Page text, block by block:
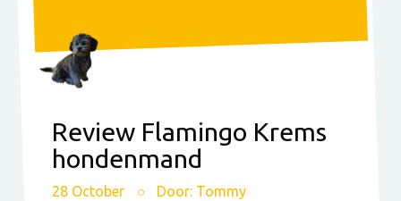
Review Flamingo Krems
hondenmand
28 October Door: Tommy